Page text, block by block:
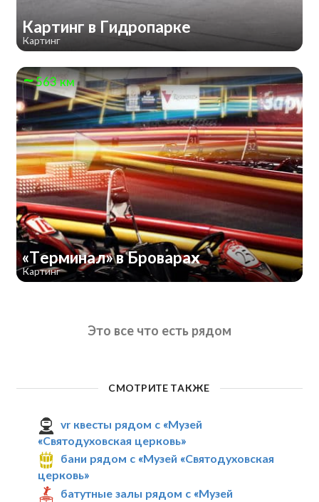
Картинг в Гидропарке
Картинг
563 км
«Терминал» в Броварах
Картинг
Это все что есть рядом
СМОТРИТЕ ТАКЖЕ
vr квесты рядом с «Музей
«Святодуховская церковь»
бани рядом с «Музей «Святодуховская
церковь»
батутные залы рядом с «Музей